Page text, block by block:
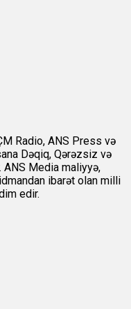
Radio, ANS Press və
Dəqiq, Qərəzsiz və
ANS Media maliyyə,
ibarət olan milli
edir.